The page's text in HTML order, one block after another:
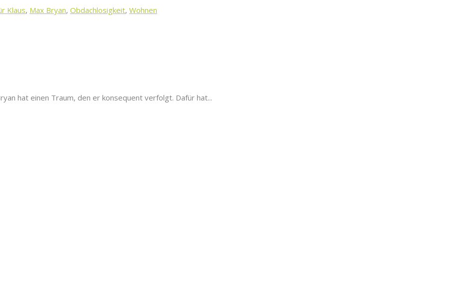
Klaus, Max Bryan, Obdachlosigkeit, Wohnen
hat einen Traum, den er konsequent verfolgt. Dafür hat...